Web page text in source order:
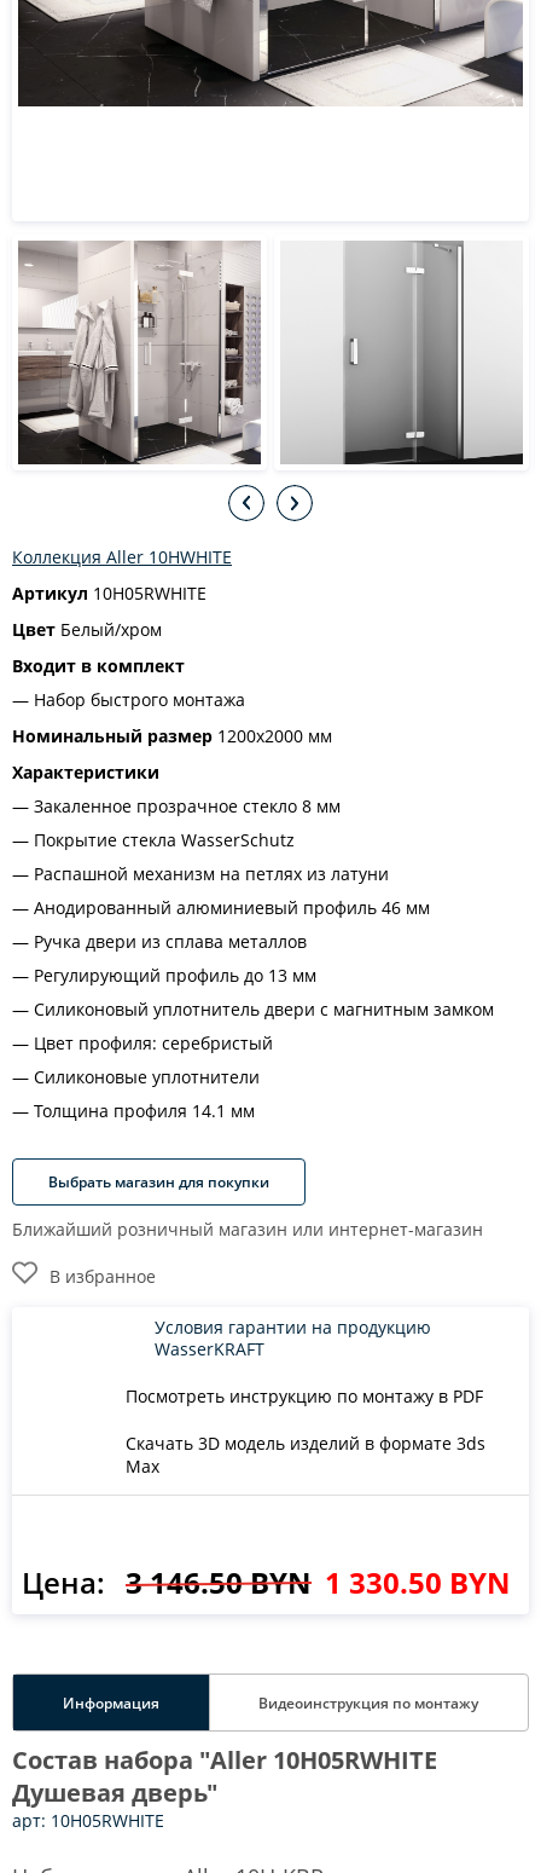
Коллекция Aller 10HWHITE
Артикул 10H05RWHITE
Цвет Белый/хром
Входит в комплект
Набор быстрого монтажа
Номинальный размер 1200x2000 мм
Характеристики
Закаленное прозрачное стекло 8 мм
Покрытие стекла WasserSchutz
Распашной механизм на петлях из латуни
Анодированный алюминиевый профиль 46 мм
Ручка двери из сплава металлов
Регулирующий профиль до 13 мм
Силиконовый уплотнитель двери с магнитным замком
Цвет профиля: серебристый
Силиконовые уплотнители
Толщина профиля 14.1 мм
Выбрать магазин для покупки
Ближайший розничный магазин или интернет-магазин
В избранное
Посмотреть инструкцию по монтажу в PDF
Скачать 3D модель изделий в формате 3ds
Max
Условия гарантии на продукцию
WasserKRAFT
Цена: 3 146.50 BYN 1 330.50 BYN
Информация Видеоинструкция по монтажу
Состав набора "Aller 10H05RWHITE
Душевая дверь"
арт: 10H05RWHITE